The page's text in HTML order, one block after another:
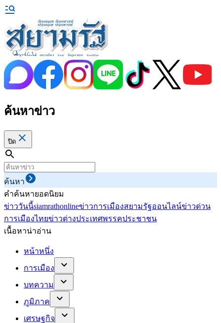
ค้นหาข่าว
ปิด
ค้นหา
คำค้นหายอดนิยม
ข่าววันนี้siamrathonlineข่าวการเมืองสยามรัฐออนไลน์ข่าวด่วน
การเมืองไทยข่าวต่างประเทศพรรคประชาชน
เนื้อหาน่าอ่าน
หน้าหนึ่ง
การเมือง
บทความ
ภูมิภาค
เศรษฐกิจ